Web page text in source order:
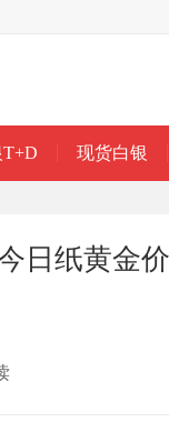
现货白银
日纸黄金